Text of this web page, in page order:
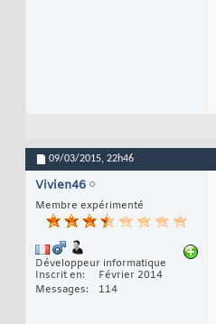
09/03/2015, 22h46
Vivien46
Membre expérimenté
Développeur informatique
Inscrit en
Février 2014
Messages
114